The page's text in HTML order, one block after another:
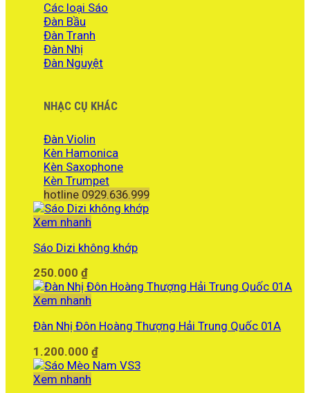
Các loại Sáo
Đàn Bầu
Đàn Tranh
Đàn Nhị
Đàn Nguyệt
NHẠC CỤ KHÁC
Đàn Violin
Kèn Hamonica
Kèn Saxophone
Kèn Trumpet
hotline 0929.636.999
Xem nhanh
Sáo Dizi không khớp
250.000 ₫
Xem nhanh
Đàn Nhị Đôn Hoàng Thượng Hải Trung Quốc 01A
1.200.000 ₫
Xem nhanh